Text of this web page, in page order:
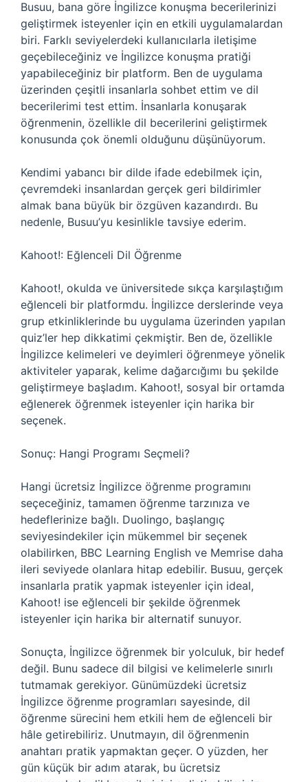
Busuu, bana göre İngilizce konuşma becerilerinizi
geliştirmek isteyenler için en etkili uygulamalardan
biri. Farklı seviyelerdeki kullanıcılarla iletişime
geçebileceğiniz ve İngilizce konuşma pratiği
yapabileceğiniz bir platform. Ben de uygulama
üzerinden çeşitli insanlarla sohbet ettim ve dil
becerilerimi test ettim. İnsanlarla konuşarak
öğrenmenin, özellikle dil becerilerini geliştirmek
konusunda çok önemli olduğunu düşünüyorum.
Kendimi yabancı bir dilde ifade edebilmek için,
çevremdeki insanlardan gerçek geri bildirimler
almak bana büyük bir özgüven kazandırdı. Bu
nedenle, Busuu’yu kesinlikle tavsiye ederim.
Kahoot!: Eğlenceli Dil Öğrenme
Kahoot!, okulda ve üniversitede sıkça karşılaştığım
eğlenceli bir platformdu. İngilizce derslerinde veya
grup etkinliklerinde bu uygulama üzerinden yapılan
quiz’ler hep dikkatimi çekmiştir. Ben de, özellikle
İngilizce kelimeleri ve deyimleri öğrenmeye yönelik
aktiviteler yaparak, kelime dağarcığımı bu şekilde
geliştirmeye başladım. Kahoot!, sosyal bir ortamda
eğlenerek öğrenmek isteyenler için harika bir
seçenek.
Sonuç: Hangi Programı Seçmeli?
Hangi ücretsiz İngilizce öğrenme programını
seçeceğiniz, tamamen öğrenme tarzınıza ve
hedeflerinize bağlı. Duolingo, başlangıç
seviyesindekiler için mükemmel bir seçenek
olabilirken, BBC Learning English ve Memrise daha
ileri seviyede olanlara hitap edebilir. Busuu, gerçek
insanlarla pratik yapmak isteyenler için ideal,
Kahoot! ise eğlenceli bir şekilde öğrenmek
isteyenler için harika bir alternatif sunuyor.
Sonuçta, İngilizce öğrenmek bir yolculuk, bir hedef
değil. Bunu sadece dil bilgisi ve kelimelerle sınırlı
tutmamak gerekiyor. Günümüzdeki ücretsiz
İngilizce öğrenme programları sayesinde, dil
öğrenme sürecini hem etkili hem de eğlenceli bir
hâle getirebiliriz. Unutmayın, dil öğrenmenin
anahtarı pratik yapmaktan geçer. O yüzden, her
gün küçük bir adım atarak, bu ücretsiz